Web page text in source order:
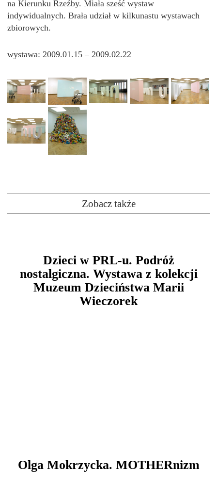
na Kierunku Rzeźby. Miała sześć wystaw
indywidualnych. Brała udział w kilkunastu wystawach
zbiorowych.
wystawa: 2009.01.15 – 2009.02.22
Zobacz także
Dzieci w PRL-u. Podróż
nostalgiczna. Wystawa z kolekcji
Muzeum Dzieciństwa Marii
Wieczorek
Olga Mokrzycka. MOTHERnizm